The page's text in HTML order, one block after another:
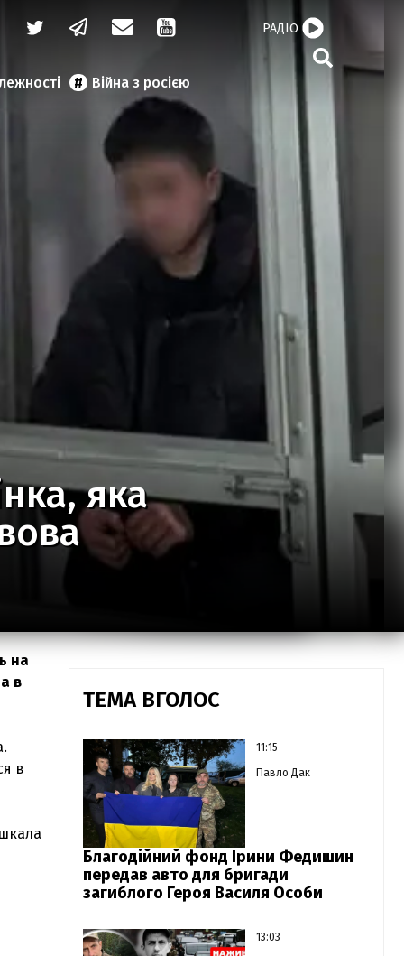
Війна з росією
РАДІО
яка
на
в
в
ТЕМА ВГОЛОС
11:15
Павло Дак
Благодійний фонд Ірини Федишин
передав авто для бригади
загиблого Героя Василя Особи
13:03